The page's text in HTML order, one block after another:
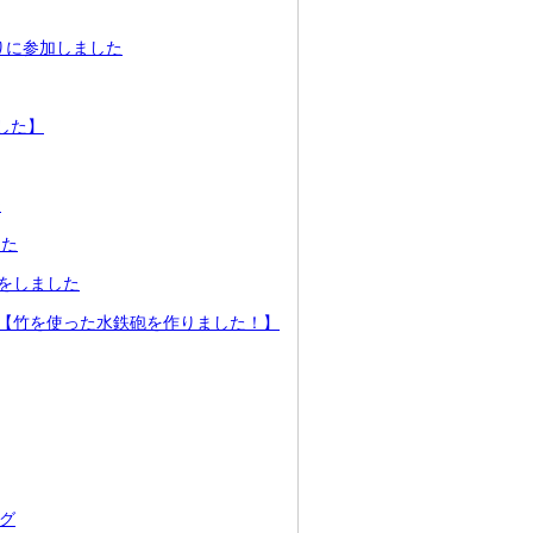
参加しました
】
しました
を使った水鉄砲を作りました！】